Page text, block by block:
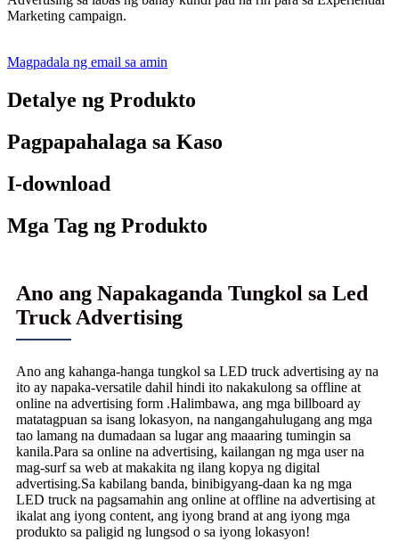
Marketing campaign.
Magpadala ng email sa amin
Detalye ng Produkto
Pagpapahalaga sa Kaso
I-download
Mga Tag ng Produkto
Ano ang Napakaganda Tungkol sa Led
Truck Advertising
Ano ang kahanga-hanga tungkol sa LED truck advertising ay na
ito ay napaka-versatile dahil hindi ito nakakulong sa offline at
online na advertising form .Halimbawa, ang mga billboard ay
matatagpuan sa isang lokasyon, na nangangahulugang ang mga
tao lamang na dumadaan sa lugar ang maaaring tumingin sa
kanila.Para sa online na advertising, kailangan ng mga user na
mag-surf sa web at makakita ng ilang kopya ng digital
advertising.Sa kabilang banda, binibigyang-daan ka ng mga
LED truck na pagsamahin ang online at offline na advertising at
ikalat ang iyong content, ang iyong brand at ang iyong mga
produkto sa paligid ng lungsod o sa iyong lokasyon!